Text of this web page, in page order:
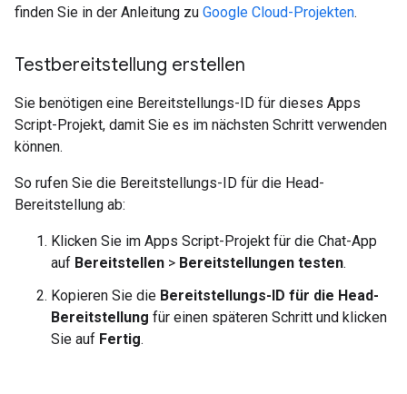
finden Sie in der Anleitung zu Google Cloud-Projekten.
Testbereitstellung erstellen
Sie benötigen eine Bereitstellungs-ID für dieses Apps
Script-Projekt, damit Sie es im nächsten Schritt verwenden
können.
So rufen Sie die Bereitstellungs-ID für die Head-
Bereitstellung ab:
Klicken Sie im Apps Script-Projekt für die Chat-App
auf Bereitstellen > Bereitstellungen testen.
Kopieren Sie die Bereitstellungs-ID für die Head-
Bereitstellung für einen späteren Schritt und klicken
Sie auf Fertig.